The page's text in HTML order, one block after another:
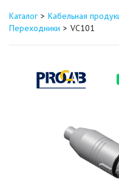
Каталог
Кабельная
Переходники
VC101